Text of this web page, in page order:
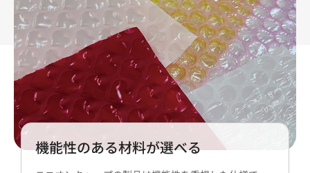
機能性のある材料が選べる